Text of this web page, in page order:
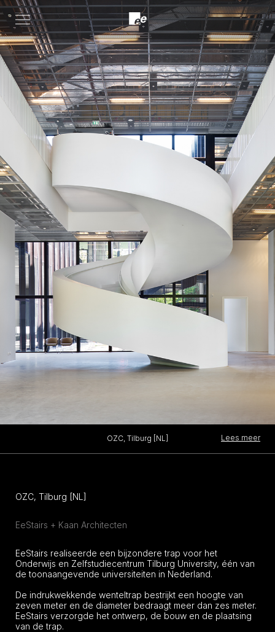
Open
menu
OZC, Tilburg [NL] Lees meer
OZC, Tilburg [NL]
EeStairs + Kaan Architecten
EeStairs realiseerde een bijzondere trap voor het
Onderwijs en Zelfstudiecentrum Tilburg University, één van
de toonaangevende universiteiten in Nederland.
De indrukwekkende wenteltrap bestrijkt een hoogte van
zeven meter en de diameter bedraagt meer dan zes meter.
EeStairs verzorgde het ontwerp, de bouw en de plaatsing
van de trap.